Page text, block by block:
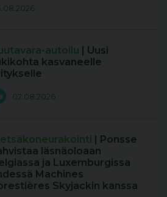
autoilu | Uusi
kasvaneelle
02.08.2026
| Ponsse
läsnäoloaan
ja Luxemburgissa
Machines
Skyjackin kanssa